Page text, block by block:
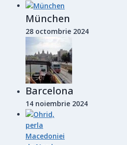
München
28 octombrie 2024
Barcelona
14 noiembrie 2024